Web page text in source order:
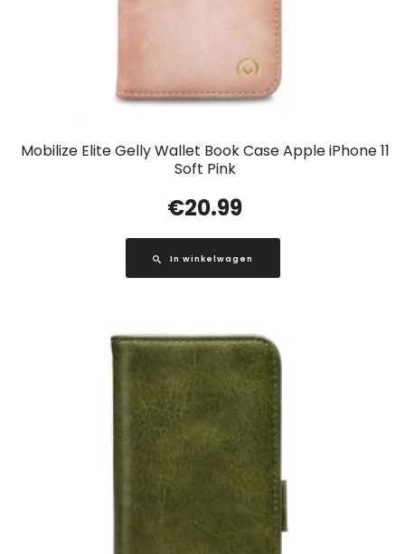
Mobilize Elite Gelly Wallet Book Case Apple iPhone 11
Soft Pink
€20.99
In winkelwagen